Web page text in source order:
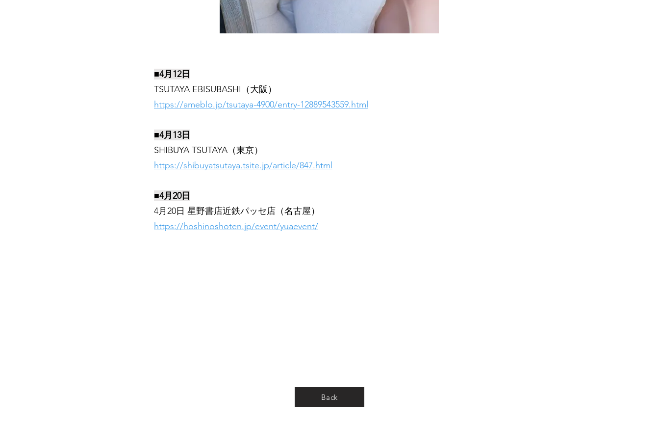
■4月12日
TSUTAYA EBISUBASHI（大阪）
https://ameblo.jp/tsutaya-4900/entry-12889543559.html
■4月13日
SHIBUYA TSUTAYA（東京）
https://shibuyatsutaya.tsite.jp/article/847.html
■4月20日
4月20日 星野書店近鉄パッセ店（名古屋）
https://hoshinoshoten.jp/event/yuaevent/
Back